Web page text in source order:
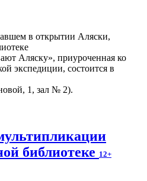
Аляску», приуроченная ко
экспедиции, состоится в
1, зал № 2).
библиотеке 12+